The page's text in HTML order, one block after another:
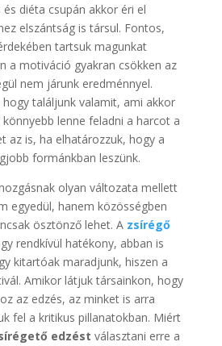
diéta csupán akkor éri el
elszántság is társul. Fontos,
tartsuk magunkat
a motiváció gyakran csökken az
nem járunk eredménnyel.
találjunk valamit, ami akkor
lenne feladni a harcot a
az is, ha elhatározzuk, hogy a
formánkban leszünk.
olyan változata mellett
egyedül, hanem közösségben
ösztönző lehet. A zsírégő
rendkívül hatékony, abban is
kitartóak maradjunk, hiszen a
Amikor látjuk társainkon, hogy
az edzés, az minket is arra
fel a kritikus pillanatokban. Miért
edzést választani erre a